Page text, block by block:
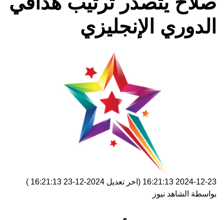
الدوري الإنجليزي
2024-12-23 16:21:13 (اخر تعديل 2024-12-23 16:21:13
)
بواسطة الشاهد نيوز